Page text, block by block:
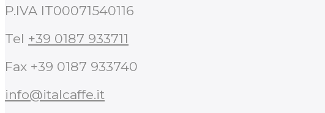
P.IVA IT00071540116
Tel +39 0187 933711
Fax +39 0187 933740
info@italcaffe.it